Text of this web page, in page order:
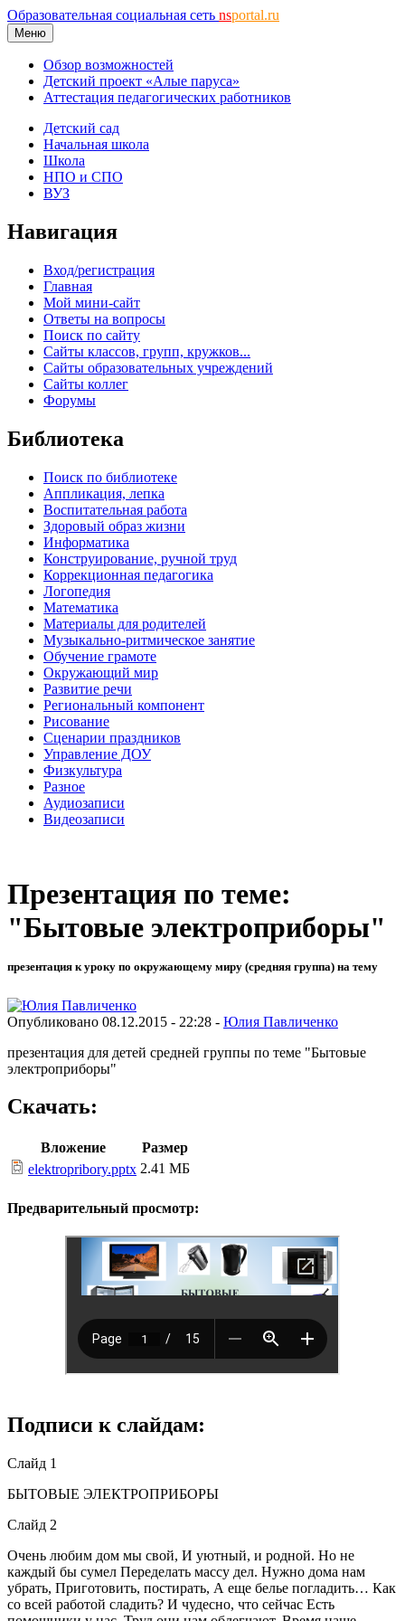
Образовательная социальная сеть nsportal.ru
Меню
Обзор возможностей
Детский проект «Алые паруса»
Аттестация педагогических работников
Детский сад
Начальная школа
Школа
НПО и СПО
ВУЗ
Навигация
Вход/регистрация
Главная
Мой мини-сайт
Ответы на вопросы
Поиск по сайту
Сайты классов, групп, кружков...
Сайты образовательных учреждений
Сайты коллег
Форумы
Библиотека
Поиск по библиотеке
Аппликация, лепка
Воспитательная работа
Здоровый образ жизни
Информатика
Конструирование, ручной труд
Коррекционная педагогика
Логопедия
Математика
Материалы для родителей
Музыкально-ритмическое занятие
Обучение грамоте
Окружающий мир
Развитие речи
Региональный компонент
Рисование
Сценарии праздников
Управление ДОУ
Физкультура
Разное
Аудиозаписи
Видеозаписи
Презентация по теме:
"Бытовые электроприборы"
презентация к уроку по окружающему миру (средняя группа) на тему
Опубликовано 08.12.2015 - 22:28 - Юлия Павличенко
презентация для детей средней группы по теме "Бытовые
электроприборы"
Скачать:
Вложение
Размер
elektropribory.pptx 2.41 МБ
Предварительный просмотр:
Подписи к слайдам:
Слайд 1
БЫТОВЫЕ ЭЛЕКТРОПРИБОРЫ
Слайд 2
Очень любим дом мы свой, И уютный, и родной. Но не
каждый бы сумел Переделать массу дел. Нужно дома нам
убрать, Приготовить, постирать, А еще белье погладить… Как
со всей работой сладить? И чудесно, что сейчас Есть